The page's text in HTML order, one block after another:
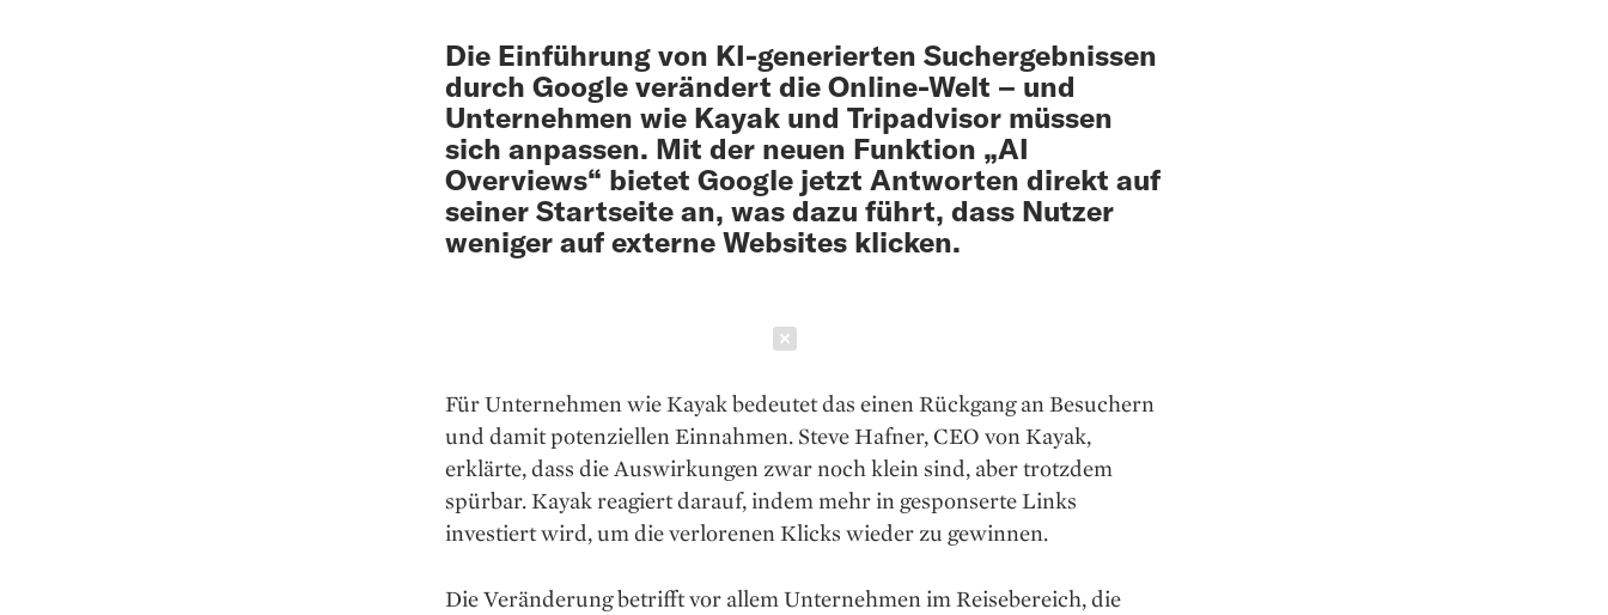
Die Einführung von KI-generierten Suchergebnissen
durch Google verändert die Online-Welt – und
Unternehmen wie Kayak und Tripadvisor müssen
sich anpassen. Mit der neuen Funktion „AI
Overviews“ bietet Google jetzt Antworten direkt auf
seiner Startseite an, was dazu führt, dass Nutzer
weniger auf externe Websites klicken.
Für Unternehmen wie Kayak bedeutet das einen Rückgang an Besuchern
und damit potenziellen Einnahmen. Steve Hafner, CEO von Kayak,
erklärte, dass die Auswirkungen zwar noch klein sind, aber trotzdem
spürbar. Kayak reagiert darauf, indem mehr in gesponserte Links
investiert wird, um die verlorenen Klicks wieder zu gewinnen.
Die Veränderung betrifft vor allem Unternehmen im Reisebereich, die